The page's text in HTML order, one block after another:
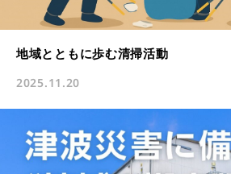
地域とともに歩む清掃活動
2025.11.20